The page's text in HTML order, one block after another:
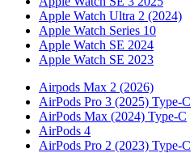
Apple Watch Ultra 2 (2024)
Apple Watch Series 10
Apple Watch SE 2024
Apple Watch SE 2023
Airpods Max 2 (2026)
AirPods Pro 3 (2025) Type-C
AirPods Max (2024) Type-C
AirPods 4
AirPods Pro 2 (2023) Type-C